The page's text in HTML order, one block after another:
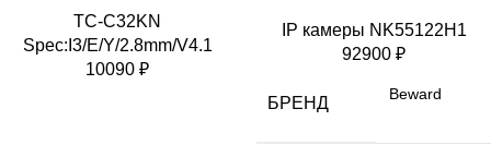
TC-C32KN
Spec:I3/E/Y/2.8mm/V4.1
10090 ₽
IP камеры NK55122H1
92900 ₽
БРЕНД Beward